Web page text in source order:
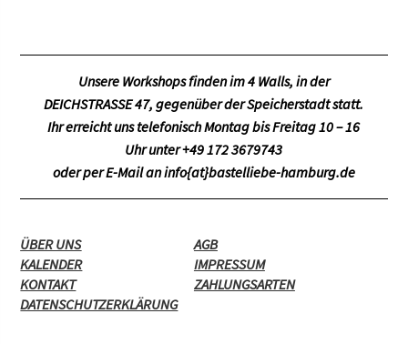
Unsere Workshops finden im4 Walls, in der
DEICHSTRASSE 47, gegenüber der Speicherstadt statt.
Ihr erreicht uns telefonisch Montag bis Freitag 10 – 16
Uhr unter +49 172 3679743
oder per E-Mail aninfo{at}bastelliebe-hamburg.de
ÜBER UNS
KALENDER
KONTAKT
DATENSCHUTZERKLÄRUNG
AGB
IMPRESSUM
ZAHLUNGSARTEN